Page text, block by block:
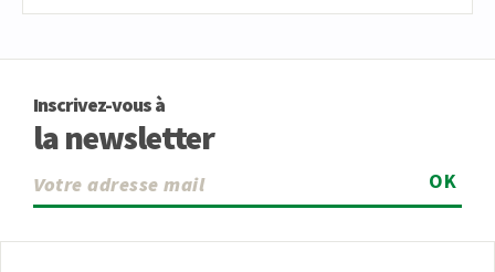
Inscrivez-vous à
la newsletter
OK